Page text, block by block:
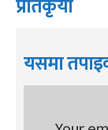
प्रतिकृया
यसमा